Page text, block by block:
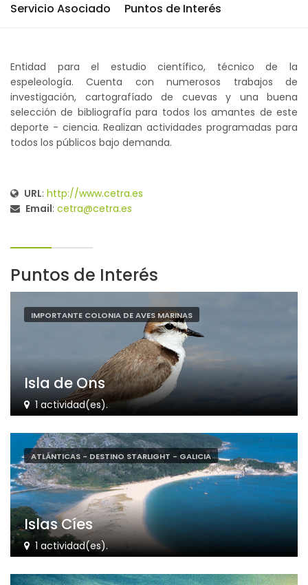
Servicio Asociado
Puntos de Interés
Entidad para el estudio científico, técnico de la
espeleología. Cuenta con numerosos trabajos de
investigación, cartografíado de cuevas y una buena
selección de bibliografía para todos los amantes de este
deporte - ciencia. Realizan actividades programadas para
todos los públicos bajo demanda.
URL: http://www.cetra.es
Email: cetra@cetra.es
Puntos de Interés
IMPORTANTE COLONIA DE AVES MARINAS
Isla de Ons
1 actividad(es).
ATLÁNTICAS - DESTINO STARLIGHT - GALICIA
Islas Cíes
1 actividad(es).